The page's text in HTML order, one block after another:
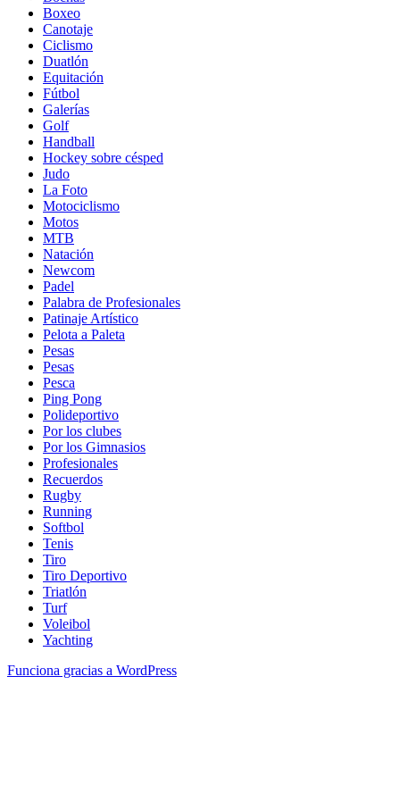
Boxeo
Canotaje
Ciclismo
Duatlón
Equitación
Fútbol
Galerías
Golf
Handball
Hockey sobre césped
Judo
La Foto
Motociclismo
Motos
MTB
Natación
Newcom
Padel
Palabra de Profesionales
Patinaje Artístico
Pelota a Paleta
Pesas
Pesas
Pesca
Ping Pong
Polideportivo
Por los clubes
Por los Gimnasios
Profesionales
Recuerdos
Rugby
Running
Softbol
Tenis
Tiro
Tiro Deportivo
Triatlón
Turf
Voleibol
Yachting
Funciona gracias a WordPress